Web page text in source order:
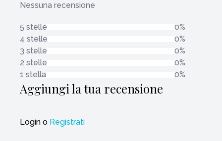
Nessuna recensione
5 stelle
0%
4 stelle
0%
3 stelle
0%
2 stelle
0%
1 stella
0%
Aggiungi la tua recensione
Login o Registrati